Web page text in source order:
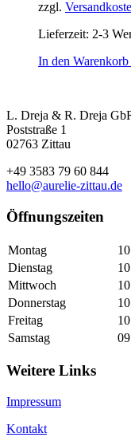
zzgl.
Lieferzeit: 2-3
In den Warenkorb
L. Dreja & R. Dreja
Poststraße 1
02763 Zittau
+49 3583 79 60 844
hello@aurelie-zittau.de
Öffnungszeiten
Montag
Dienstag
Mittwoch
Donnerstag
Freitag
Samstag
Weitere Links
Impressum
Kontakt